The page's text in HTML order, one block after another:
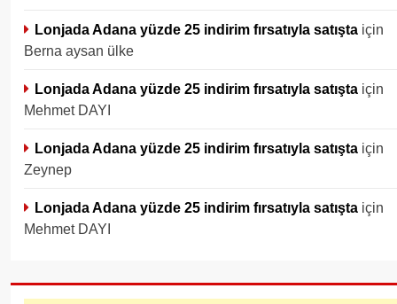
Lonjada Adana yüzde 25 indirim fırsatıyla satışta için
Berna aysan ülke
Lonjada Adana yüzde 25 indirim fırsatıyla satışta için
Mehmet DAYI
Lonjada Adana yüzde 25 indirim fırsatıyla satışta için
Zeynep
Lonjada Adana yüzde 25 indirim fırsatıyla satışta için
Mehmet DAYI